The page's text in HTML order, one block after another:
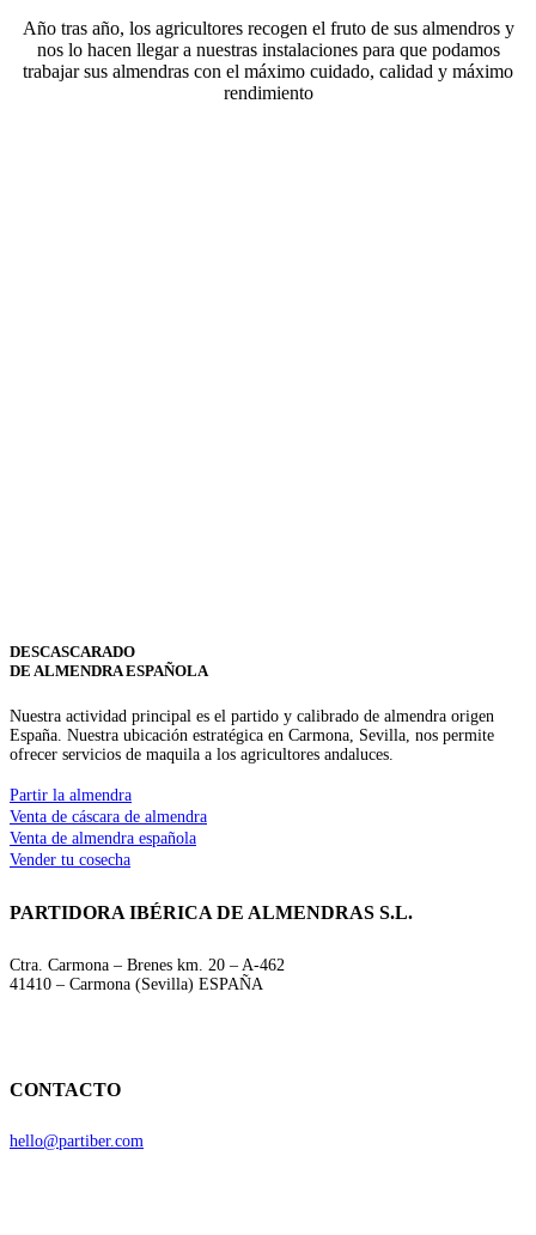
Año tras año, los agricultores recogen el fruto de sus almendros y
nos lo hacen llegar a nuestras instalaciones para que podamos
trabajar sus almendras con el máximo cuidado, calidad y máximo
rendimiento
DESCASCARADO
DE ALMENDRA ESPAÑOLA
Nuestra actividad principal es el partido y calibrado de almendra origen
España. Nuestra ubicación estratégica en Carmona, Sevilla, nos permite
ofrecer servicios de maquila a los agricultores andaluces.
Partir la almendra
Venta de cáscara de almendra
Venta de almendra española
Vender tu cosecha
PARTIDORA IBÉRICA DE ALMENDRAS S.L.
Ctra. Carmona – Brenes km. 20 – A-462
41410 – Carmona (Sevilla) ESPAÑA
CONTACTO
hello@partiber.com